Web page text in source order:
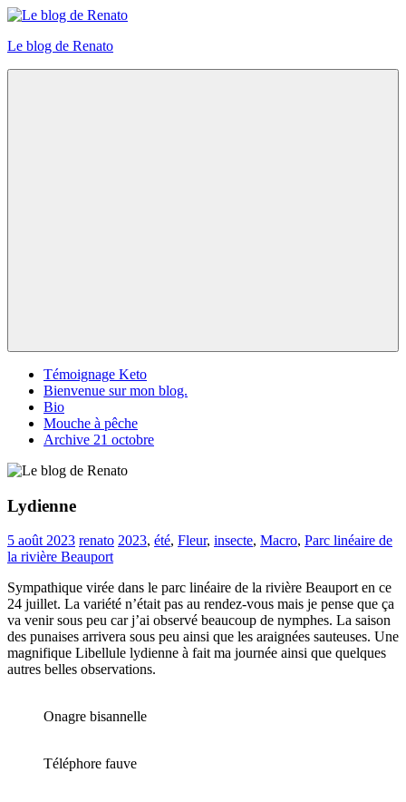
Skip
content
Le blog de Renato
Témoignage Keto
Bienvenue sur mon blog.
Bio
Mouche à pêche
Archive 21 octobre
Lydienne
5 août 2023 renato 2023, été, Fleur, insecte, Macro, Parc linéaire de
la rivière Beauport
Sympathique virée dans le parc linéaire de la rivière Beauport en ce
24 juillet. La variété n’était pas au rendez-vous mais je pense que ça
va venir sous peu car j’ai observé beaucoup de nymphes. La saison
des punaises arrivera sous peu ainsi que les araignées sauteuses. Une
magnifique Libellule lydienne à fait ma journée ainsi que quelques
autres belles observations.
Onagre bisannelle
Téléphore fauve